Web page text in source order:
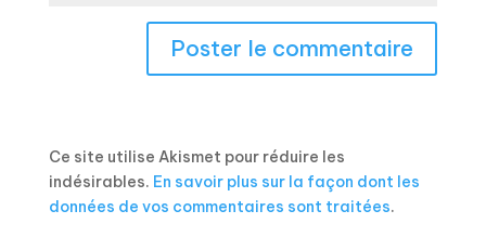
Ce site utilise Akismet pour réduire les
indésirables. En savoir plus sur la façon dont les
données de vos commentaires sont traitées.